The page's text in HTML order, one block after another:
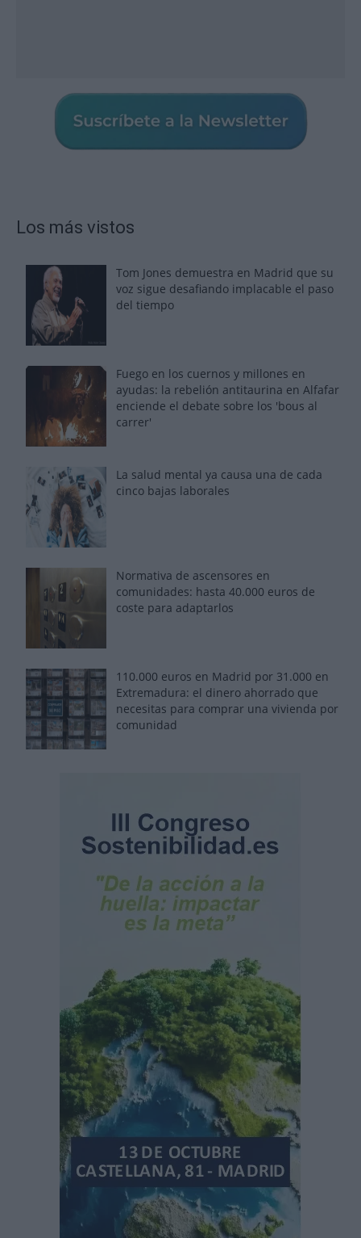
Los más vistos
Tom Jones demuestra en Madrid que su
voz sigue desafiando implacable el paso
del tiempo
Fuego en los cuernos y millones en
ayudas: la rebelión antitaurina en Alfafar
enciende el debate sobre los 'bous al
carrer'
La salud mental ya causa una de cada
cinco bajas laborales
Normativa de ascensores en
comunidades: hasta 40.000 euros de
coste para adaptarlos
110.000 euros en Madrid por 31.000 en
Extremadura: el dinero ahorrado que
necesitas para comprar una vivienda por
comunidad